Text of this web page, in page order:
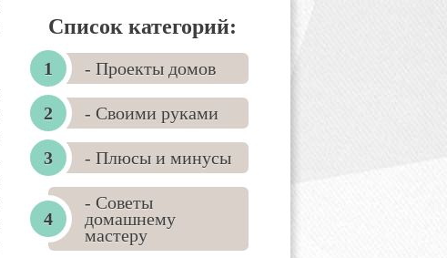
Список категорий:
- Проекты домов
- Своими руками
- Плюсы и минусы
- Советы
домашнему
мастеру